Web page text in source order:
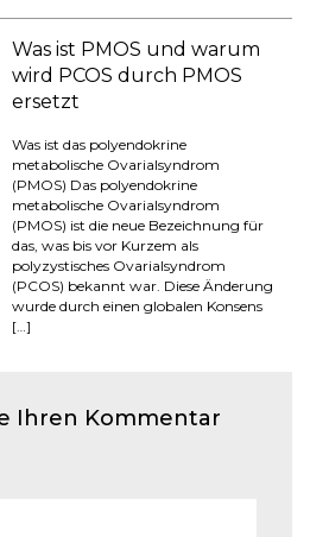
Was ist PMOS und warum
wird PCOS durch PMOS
ersetzt
Was ist das polyendokrine
metabolische Ovarialsyndrom
(PMOS) Das polyendokrine
metabolische Ovarialsyndrom
(PMOS) ist die neue Bezeichnung für
das, was bis vor Kurzem als
polyzystisches Ovarialsyndrom
(PCOS) bekannt war. Diese Änderung
wurde durch einen globalen Konsens
[…]
Ihren Kommentar